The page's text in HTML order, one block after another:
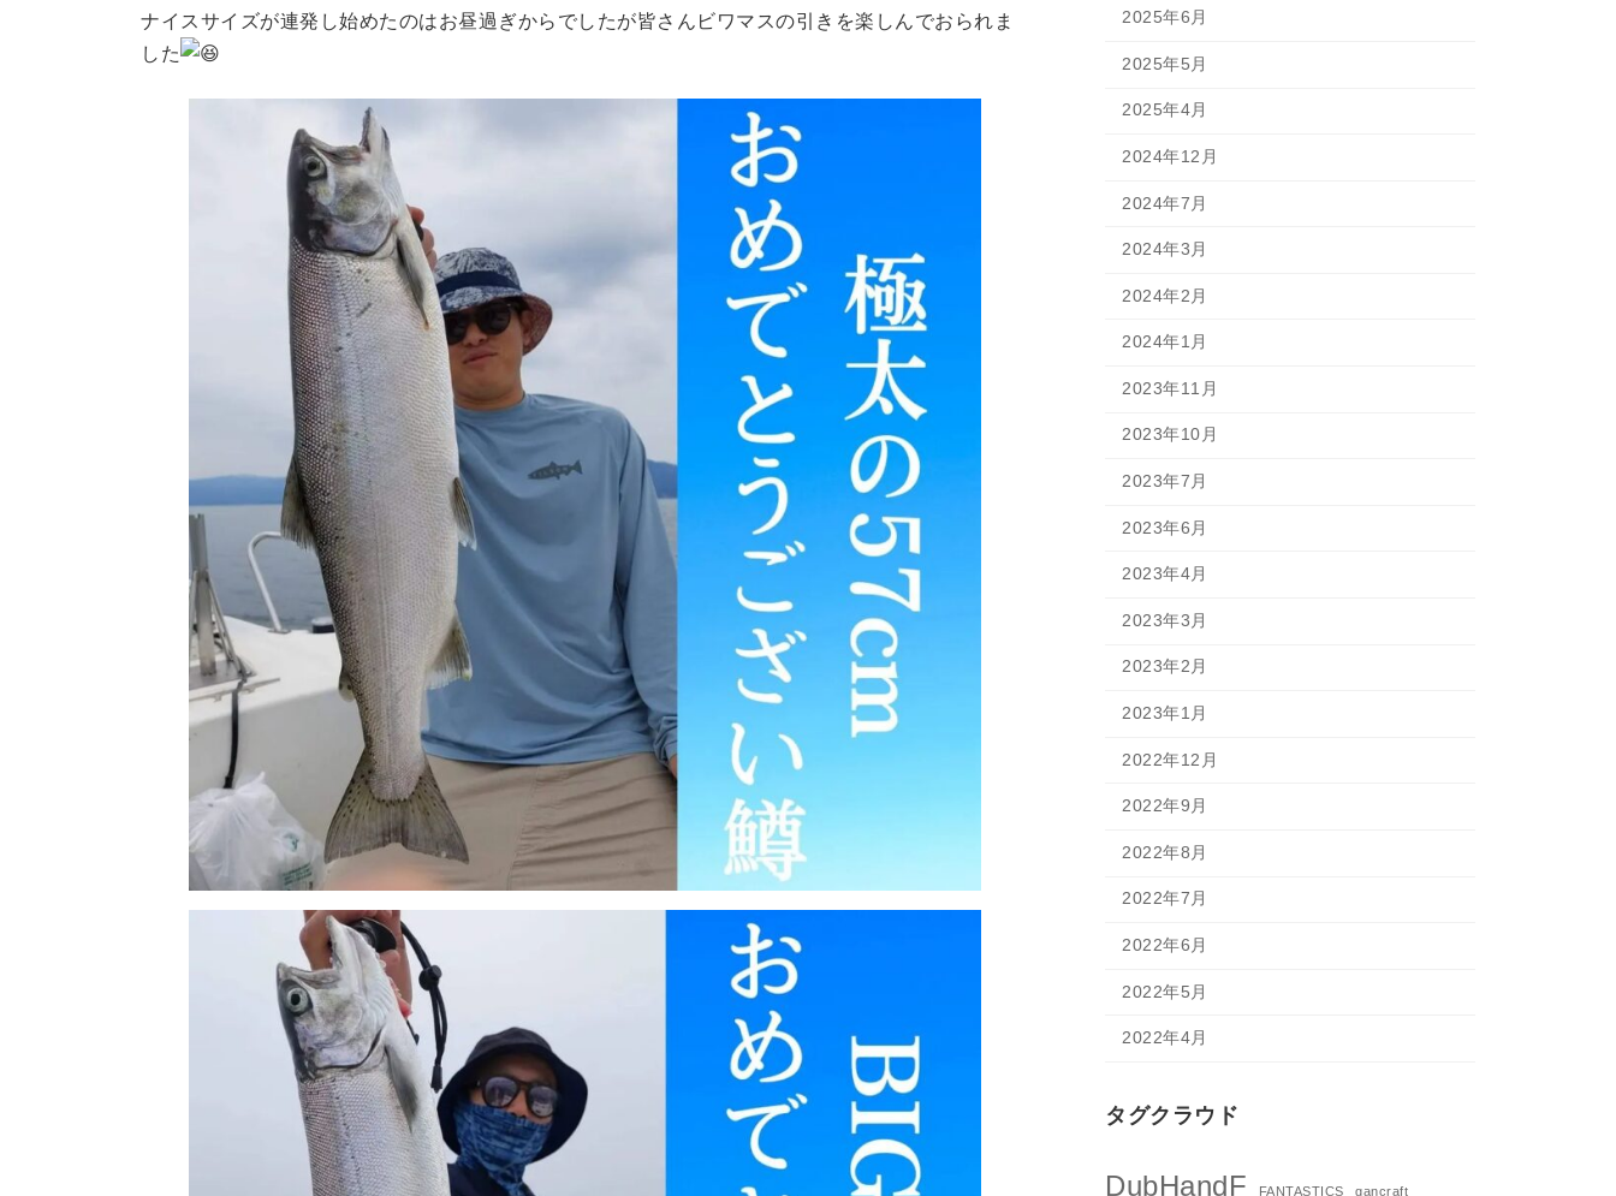
ナイスサイズが連発し始めたのはお昼過ぎからでしたが皆さんビワマスの引きを楽しんでおられま
した
2025年6月
2025年5月
2025年4月
2024年12月
2024年7月
2024年3月
2024年2月
2024年1月
2023年11月
2023年10月
2023年7月
2023年6月
2023年4月
2023年3月
2023年2月
2023年1月
2022年12月
2022年9月
2022年8月
2022年7月
2022年6月
2022年5月
2022年4月
タグクラウド
DubHandF FANTASTICS gancraft